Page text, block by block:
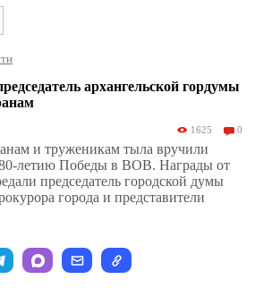
архангельской гордумы
1625 0
и труженикам тыла вручили
летию Победы в ВОВ. Награды от
председатель городской думы
города и представители